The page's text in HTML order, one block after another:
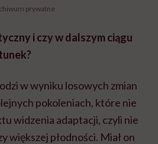
prywatne
i czy w dalszym ciągu
w wyniku losowych zmian
pokoleniach, które nie
widzenia adaptacji, czyli nie
większej płodności. Miał on